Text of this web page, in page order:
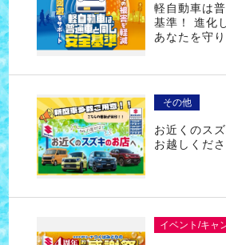
軽自動車は
基準！ 進化
あなたを守り
その他
お近くのス
お越しくださ
イベント/キャ